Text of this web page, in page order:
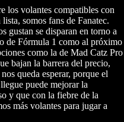
los volantes compatibles con
somos fans de Fanatec.
gustan se disparan en torno a
de Fórmula 1 como al próximo
como la de Mad Catz Pro
bajan la barrera del precio,
queda esperar, porque el
puede mejorar la
y que con la fiebre de la
más volantes para jugar a